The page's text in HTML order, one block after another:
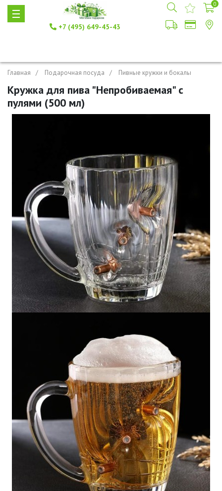
+7 (495) 649-45-43
0
Главная Подарочная посуда Пивные кружки и бокалы
Кружка для пива "Непробиваемая" с
пулями (500 мл)